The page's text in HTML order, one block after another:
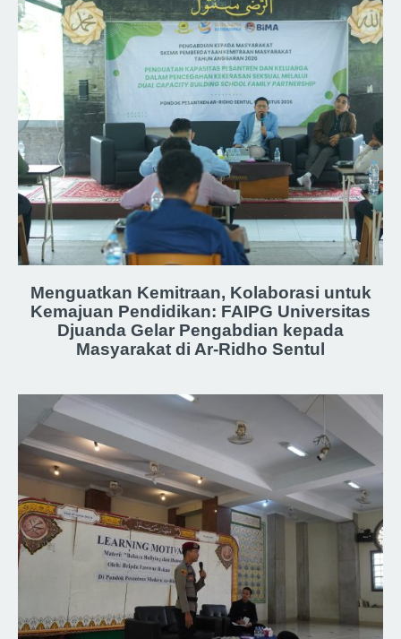
Menguatkan Kemitraan, Kolaborasi untuk
Kemajuan Pendidikan: FAIPG Universitas
Djuanda Gelar Pengabdian kepada
Masyarakat di Ar-Ridho Sentul